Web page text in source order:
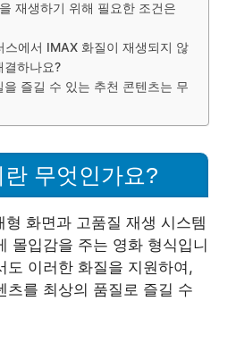
재생하기 위해 필요한 조건은
스에서 IMAX 화질이 재생되지 않
결하나요?
즐길 수 있는 추천 콘텐츠는 무
무엇인가요?
화면과 고품질 재생 시스템
몰입감을 주는 영화 형식입니
도 이러한 화질을 지원하여,
츠를 최상의 품질로 즐길 수